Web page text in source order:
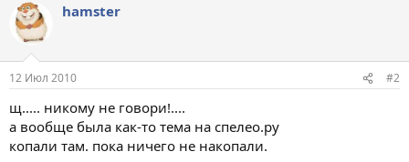
hamster
12 Июл 2010 #2
щ..... никому не говори!....
а вообще была как-то тема на спелео.ру
копали там. пока ничего не накопали.